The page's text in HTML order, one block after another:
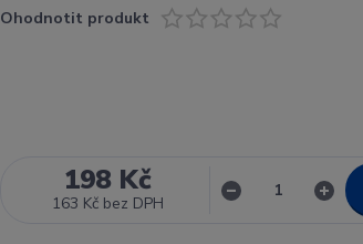
Ohodnotit produkt
198 Kč
163 Kč bez DPH